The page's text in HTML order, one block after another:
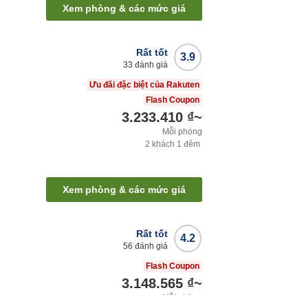
Xem phòng & các mức giá
3.9
Rất tốt
33 đánh giá
Ưu đãi đặc biệt của Rakuten
Flash Coupon
3.233.410 ₫~
Mỗi phòng
2 khách 1 đêm
Xem phòng & các mức giá
4.2
Rất tốt
56 đánh giá
Flash Coupon
3.148.565 ₫~